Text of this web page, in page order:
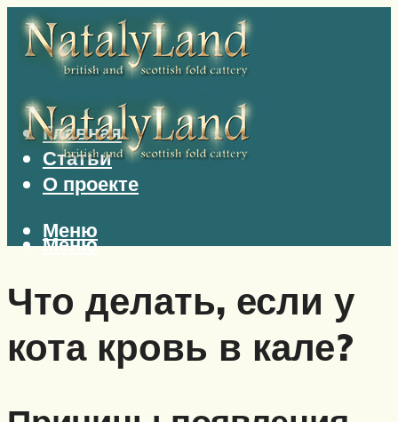
Главная
Статьи
О проекте
Меню
Меню
Что делать, если у
кота кровь в кале?